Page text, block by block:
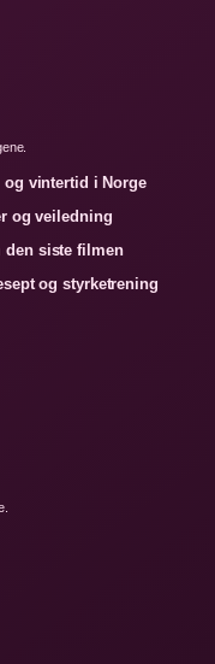
vintertid i Norge
og veiledning
den siste filmen
og styrketrening